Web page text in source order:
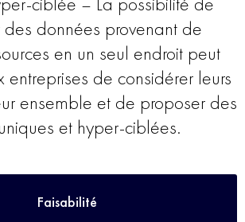
données provenant de
en un seul endroit peut
entreprises de considérer leurs
ensemble et de proposer des
et hyper-ciblées.
Faisabilité